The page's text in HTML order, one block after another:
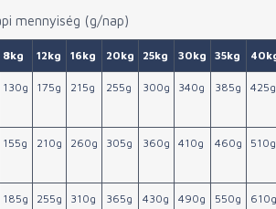
mennyiség (g/nap)
8kg 12kg 16kg 20kg 25kg 30kg 35kg
130g 175g 215g 255g 300g 340g 385g 425g
155g 210g 260g 305g 360g 410g 460g 510g
185g 255g 310g 365g 430g 490g 550g 610g